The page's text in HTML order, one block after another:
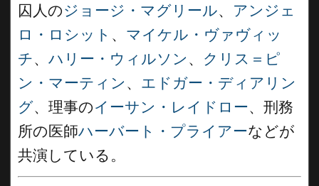
囚人のジョージ・マグリール、 アンジェ
ロ・ロシット 、 マイケル・ヴァヴィッ
チ、 ハリー・ウィルソン 、 クリス＝ピ
ン・マーティン 、 エドガー・ディアリン
グ、理事のイーサン・レイドロー、刑務
所の医師ハーバート・プライアーなどが
共演している。